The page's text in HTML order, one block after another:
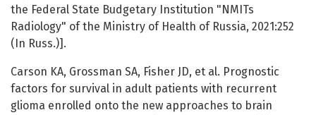
the Federal State Budgetary Institution "NMITs
Radiology" of the Ministry of Health of Russia, 2021:252
(In Russ.)].
Carson KA, Grossman SA, Fisher JD, et al. Prognostic
factors for survival in adult patients with recurrent
glioma enrolled onto the new approaches to brain